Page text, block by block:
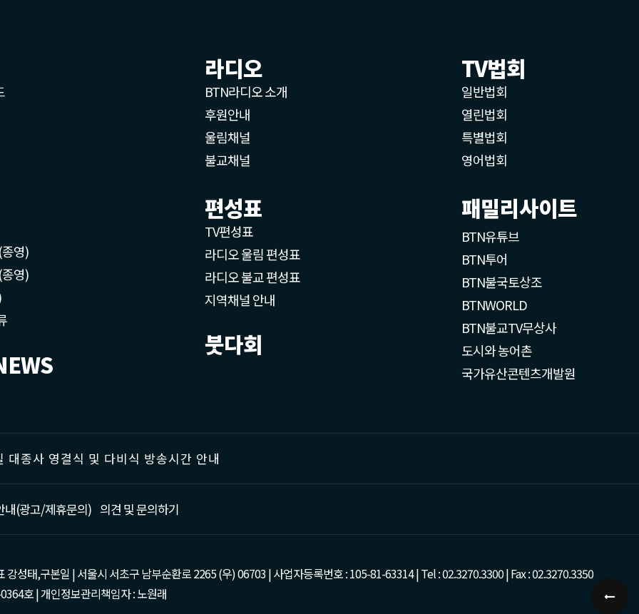
영)
영)
라디오
BTN라디오 소개
후원안내
울림채널
불교채널
편성표
TV편성표
라디오 울림 편성표
라디오 불교 편성표
지역채널 안내
붓다회
TV법회
일반법회
열린법회
특별법회
영어법회
패밀리사이트
BTN유튜브
BTN투어
BTN불국토상조
BTNWORLD
BTN불교TV무상사
도시와 농어촌
국가유산콘텐츠개발원
종사 영결식 및 다비식 방송시간 안내
내(광고/제휴문의) 의견 및 문의하기
강성태,구본일 | 서울시 서초구 남부순환로 2265 (우) 06703 | 사업자등록번호 : 105-81-63314 | Tel : 02.3270.3300 | Fax : 02.3270.3350
호 | 개인정보관리책임자 : 노원래